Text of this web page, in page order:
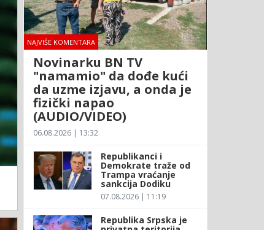
NAJVIŠE KOMENTARA
Novinarku BN TV
"namamio" da dođe kući
da uzme izjavu, a onda je
fizički napao
(AUDIO/VIDEO)
06.08.2026 | 13:32
Republikanci i
Demokrate traže od
Trampa vraćanje
sankcija Dodiku
07.08.2026 | 11:19
Republika Srpska je